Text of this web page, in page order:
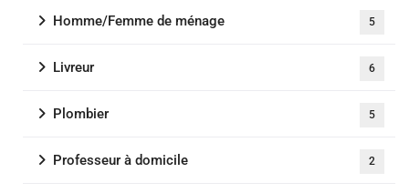
Homme/Femme de ménage 5
Livreur 6
Plombier 5
Professeur à domicile 2